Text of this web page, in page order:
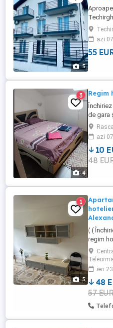
5
își
dorința
neuitat.
azi
55
4
3 Regim
de gara
comun
azi
10
48
5
1
( (
regim
centrul
complet
confort,
ieri
48
57